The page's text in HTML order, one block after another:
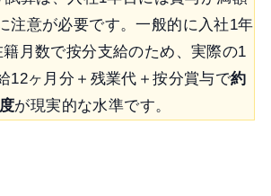
注意が必要です。一般的に入社1年
籍月数で按分支給のため、実際の1
12ヶ月分＋残業代＋按分賞与で約
が現実的な水準です。